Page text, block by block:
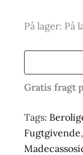
På lager: På
Gratis fragt
Tags:
Fugtgivende,